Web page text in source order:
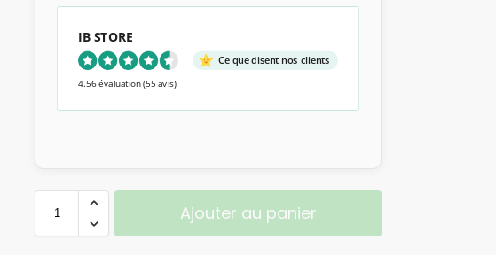
IB STORE
Ce que disent nos clients
4.56 évaluation(55 avis)
Ajouter au panier